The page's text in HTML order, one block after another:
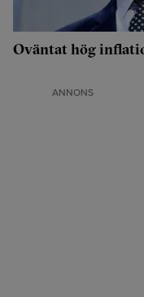
Oväntat hög
ANNONS